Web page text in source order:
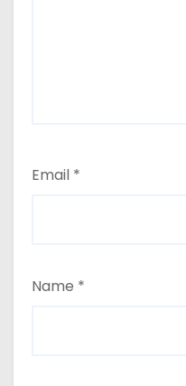
Email *
Name *